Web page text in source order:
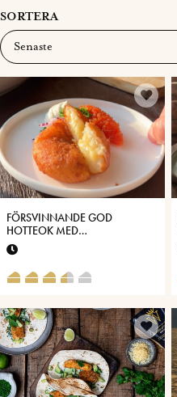
SORTERA
FÖRSVINNANDE GOD
HOTTEOK MED
VÄSTERBOTTENSOST®